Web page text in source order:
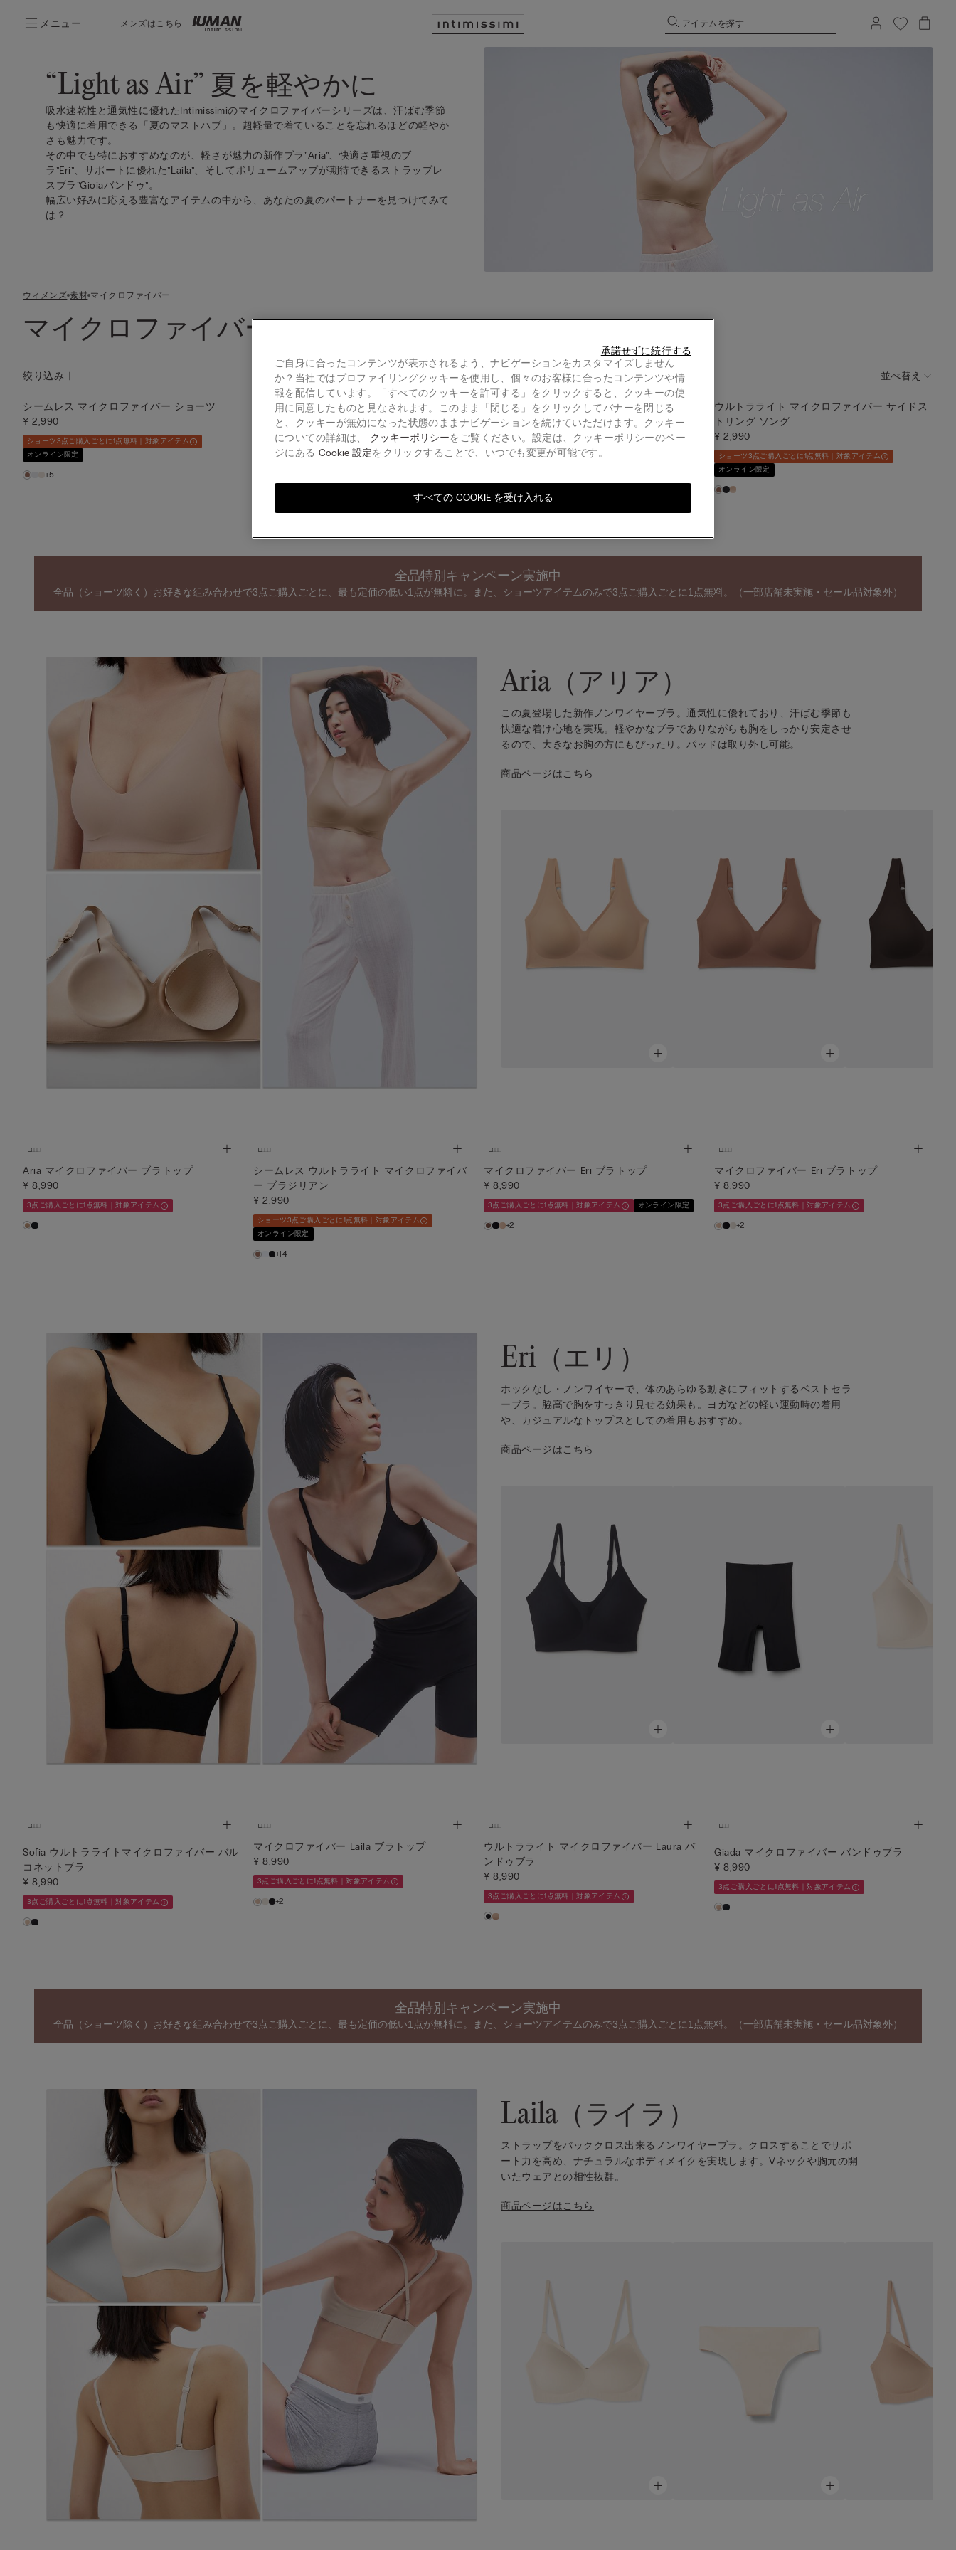
メニュー メンズはこちら アイテムを探す
“Light as Air” 夏を軽やかに
吸水速乾性と通気性に優れたIntimissimiのマイクロファイバーシリーズは、汗ばむ季節
も快適に着用できる「夏のマストハブ」。超軽量で着ていることを忘れるほどの軽やか
さも魅力です。
その中でも特におすすめなのが、軽さが魅力の新作ブラ”Aria”、快適さ重視のブ
ラ”Eri”、サポートに優れた”Laila”、そしてボリュームアップが期待できるストラップレ
スブラ”Gioiaバンドゥ”。
幅広い好みに応える豊富なアイテムの中から、あなたの夏のパートナーを見つけてみて
は？
ウィメンズ 素材 マイクロファイバー
マイクロファイバー
絞り込み 並べ替え
シームレス マイクロファイバー ショーツ
¥ 2,990
ショーツ3点ご購入ごとに1点無料｜対象アイテム
オンライン限定
+5
ウルトラライト マイクロファイバー Gioia バ
ンドゥブラ
¥ 8,990
ウルトラライト マイクロファイバー Monica
バンドゥブラ
¥ 8,990
ウルトラライト マイクロファイバー サイドス
トリング ソング
¥ 2,990
ショーツ3点ご購入ごとに1点無料｜対象アイテム
オンライン限定
全品特別キャンペーン実施中
全品（ショーツ除く）お好きな組み合わせで3点ご購入ごとに、最も定価の低い1点が無料に。また、ショーツアイテムのみで3点ご購入ごとに1点無料。（一部店舗未実施・セール品対象外）
Aria（アリア）
この夏登場した新作ノンワイヤーブラ。通気性に優れており、汗ばむ季節も
快適な着け心地を実現。軽やかなブラでありながらも胸をしっかり安定させ
るので、大きなお胸の方にもぴったり。パッドは取り外し可能。
商品ページはこちら
Aria マイクロファイバー ブラトップ
¥ 8,990
3点ご購入ごとに1点無料｜対象アイテム
シームレス ウルトラライト マイクロファイバ
ー ブラジリアン
¥ 2,990
ショーツ3点ご購入ごとに1点無料｜対象アイテム
オンライン限定
+14
マイクロファイバー Eri ブラトップ
¥ 8,990
3点ご購入ごとに1点無料｜対象アイテム オンライン限定
+2
マイクロファイバー Eri ブラトップ
¥ 8,990
3点ご購入ごとに1点無料｜対象アイテム
+2
Eri（エリ）
ホックなし・ノンワイヤーで、体のあらゆる動きにフィットするベストセラ
ーブラ。脇高で胸をすっきり見せる効果も。ヨガなどの軽い運動時の着用
や、カジュアルなトップスとしての着用もおすすめ。
商品ページはこちら
Sofia ウルトラライトマイクロファイバー バル
コネットブラ
¥ 8,990
3点ご購入ごとに1点無料｜対象アイテム
マイクロファイバー Laila ブラトップ
¥ 8,990
3点ご購入ごとに1点無料｜対象アイテム
+2
ウルトラライト マイクロファイバー Laura バ
ンドゥブラ
¥ 8,990
3点ご購入ごとに1点無料｜対象アイテム
Giada マイクロファイバー バンドゥブラ
¥ 8,990
3点ご購入ごとに1点無料｜対象アイテム
全品特別キャンペーン実施中
全品（ショーツ除く）お好きな組み合わせで3点ご購入ごとに、最も定価の低い1点が無料に。また、ショーツアイテムのみで3点ご購入ごとに1点無料。（一部店舗未実施・セール品対象外）
Laila（ライラ）
ストラップをバッククロス出来るノンワイヤーブラ。クロスすることでサポ
ート力を高め、ナチュラルなボディメイクを実現します。Vネックや胸元の開
いたウェアとの相性抜群。
商品ページはこちら
ご自身に合ったコンテンツが表示されるよう、ナビゲーションをカスタマイズしません
か？当社ではプロファイリングクッキーを使用し、個々のお客様に合ったコンテンツや情
報を配信しています。「すべてのクッキーを許可する」をクリックすると、クッキーの使
用に同意したものと見なされます。このまま「閉じる」をクリックしてバナーを閉じる
と、クッキーが無効になった状態のままナビゲーションを続けていただけます。クッキー
についての詳細は、 クッキーポリシーをご覧ください。設定は、クッキーポリシーのペー
ジにあるCookie 設定をクリックすることで、いつでも変更が可能です。
すべての COOKIE を受け入れる
承諾せずに続行する